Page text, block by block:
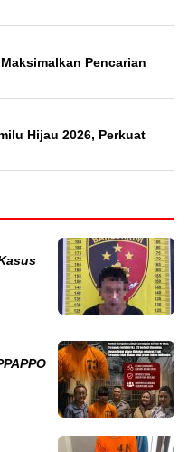
Pencarian
Hijau 2026, Perkuat